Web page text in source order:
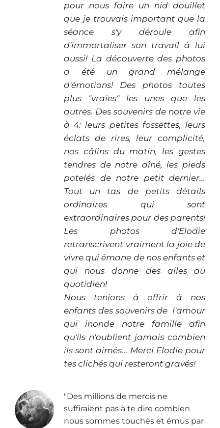
pour nous faire un nid douillet
que je trouvais important que la
séance s'y déroule afin
d'immortaliser son travail à lui
aussi! La découverte des photos
a été un grand mélange
d'émotions! Des photos toutes
plus "vraies" les unes que les
autres. Des souvenirs de notre vie
à 4: leurs petites fossettes, leurs
éclats de rires, leur complicité,
nos câlins du matin, les gestes
tendres de notre aîné, les pieds
potelés de notre petit dernier...
Tout un tas de petits détails
ordinaires qui sont
extraordinaires pour des parents!
Les photos d'Elodie
retranscrivent vraiment la joie de
vivre qui émane de nos enfants et
qui nous donne des ailes au
quotidien!
Nous tenions à offrir à nos
enfants des souvenirs de l'amour
qui inonde notre famille afin
qu'ils n'oublient jamais combien
ils sont aimés... Merci Elodie pour
tes clichés qui resteront gravés!
"Des millions de mercis ne
suffiraient pas à te dire combien
nous sommes touchés et émus par